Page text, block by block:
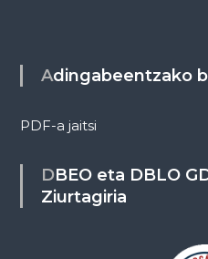
Adingabeentzako
PDF-a jaitsi
DBEO eta DBLO GDDra Egokitzapen
Ziurtagiria